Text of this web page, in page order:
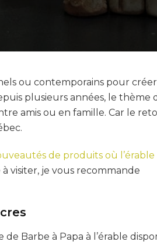
ou contemporains pour
plusieurs années, le thème
amis ou en famille. Car le
de produits où l’érable
visiter, je vous recommande
Barbe à Papa à l’érable